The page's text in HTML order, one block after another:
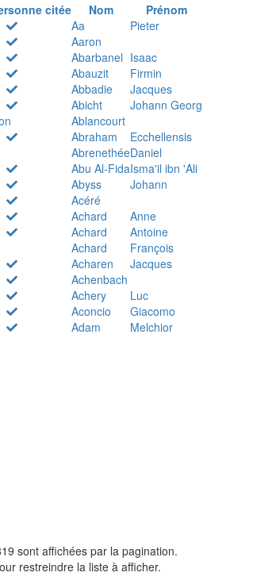
citée Nom
Prénom
Aa
Pieter
Aaron
Abarbanel Isaac
Abauzit
Firmin
Abbadie
Jacques
Abicht
Johann Georg
Ablancourt
Abraham
Ecchellensis
AbrenethéeDaniel
Abu Al-FidaIsma'il ibn 'Ali
Abyss
Johann
Acéré
Achard
Anne
Achard
Antoine
Achard
François
Acharen
Jacques
Achenbach
Achery
Luc
Aconcio
Giacomo
Adam
Melchior
sont affichées par la pagination.
restreindre la liste à afficher.